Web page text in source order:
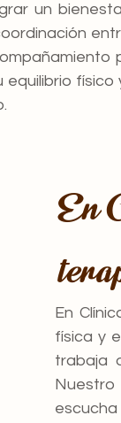
un
físico
En
En
física y
trabaja